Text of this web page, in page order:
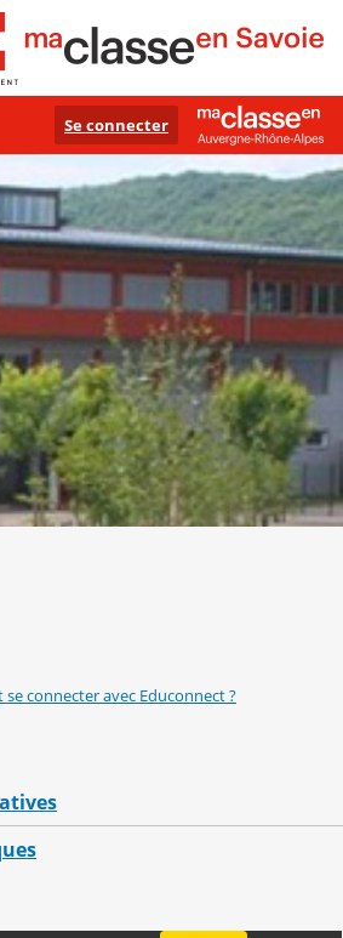
Se connecter
connecter avec Educonnect ?